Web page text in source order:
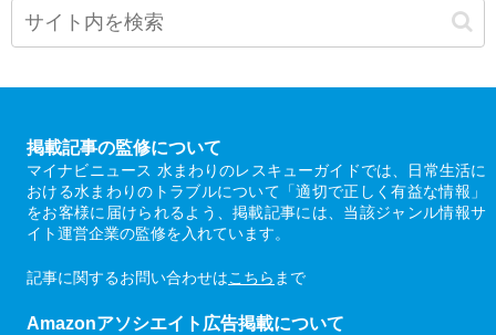
掲載記事の監修について
マイナビニュース 水まわりのレスキューガイドでは、日常生活に
おける水まわりのトラブルについて「適切で正しく有益な情報」
をお客様に届けられるよう、掲載記事には、当該ジャンル情報サ
イト運営企業の監修を入れています。
記事に関するお問い合わせはこちら まで
Amazonアソシエイト広告掲載について